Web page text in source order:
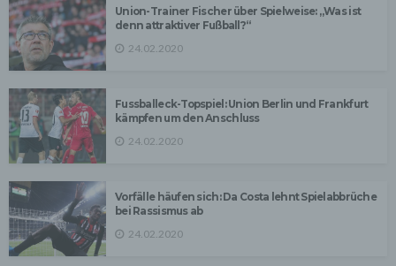
Union-Trainer Fischer über Spielweise: „Was ist
denn attraktiver Fußball?“
24.02.2020
Fussballeck-Topspiel: Union Berlin und Frankfurt
kämpfen um den Anschluss
24.02.2020
Vorfälle häufen sich: Da Costa lehnt Spielabbrüche
bei Rassismus ab
24.02.2020